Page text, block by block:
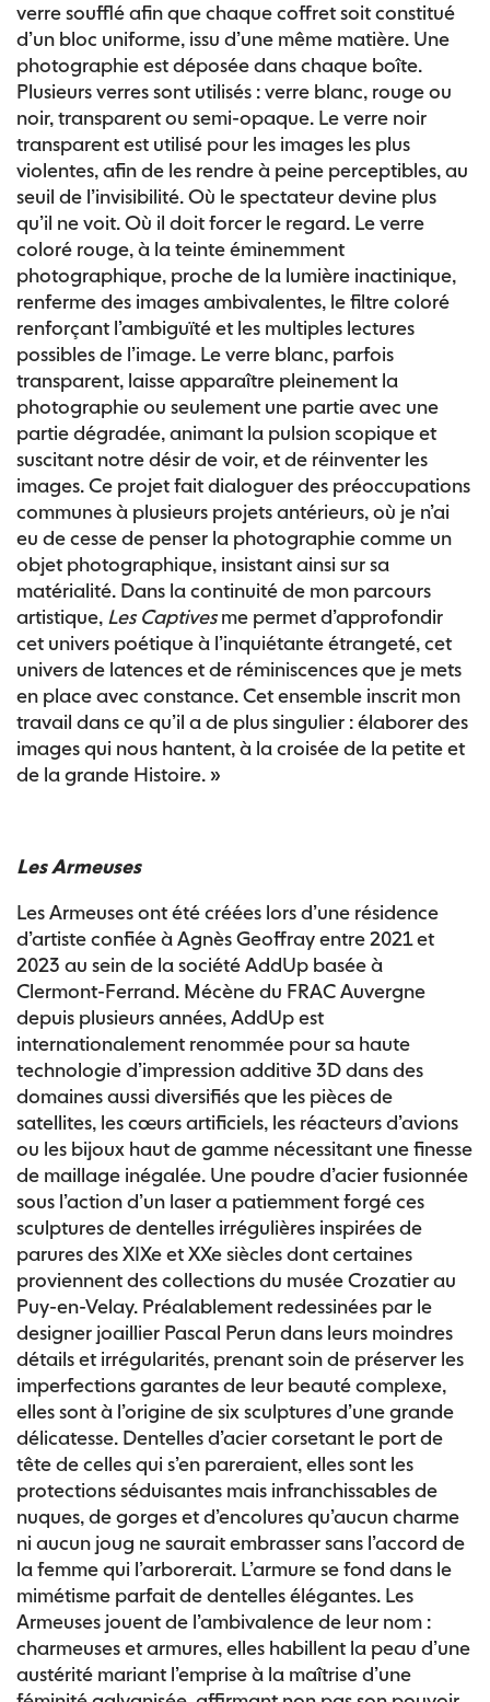
verre soufflé afin que chaque coffret soit constitué
d’un bloc uniforme, issu d’une même matière. Une
photographie est déposée dans chaque boîte.
Plusieurs verres sont utilisés : verre blanc, rouge ou
noir, transparent ou semi-opaque. Le verre noir
transparent est utilisé pour les images les plus
violentes, afin de les rendre à peine perceptibles, au
seuil de l’invisibilité. Où le spectateur devine plus
qu’il ne voit. Où il doit forcer le regard. Le verre
coloré rouge, à la teinte éminemment
photographique, proche de la lumière inactinique,
renferme des images ambivalentes, le filtre coloré
renforçant l’ambiguïté et les multiples lectures
possibles de l’image. Le verre blanc, parfois
transparent, laisse apparaître pleinement la
photographie ou seulement une partie avec une
partie dégradée, animant la pulsion scopique et
suscitant notre désir de voir, et de réinventer les
images. Ce projet fait dialoguer des préoccupations
communes à plusieurs projets antérieurs, où je n’ai
eu de cesse de penser la photographie comme un
objet photographique, insistant ainsi sur sa
matérialité. Dans la continuité de mon parcours
artistique, Les Captivesme permet d’approfondir
cet univers poétique à l’inquiétante étrangeté, cet
univers de latences et de réminiscences que je mets
en place avec constance. Cet ensemble inscrit mon
travail dans ce qu’il a de plus singulier : élaborer des
images qui nous hantent, à la croisée de la petite et
de la grande Histoire. »
Les Armeuses
Les Armeuses ont été créées lors d’une résidence
d’artiste confiée à Agnès Geoffray entre 2021 et
2023 au sein de la société AddUp basée à
Clermont-Ferrand. Mécène du FRAC Auvergne
depuis plusieurs années, AddUp est
internationalement renommée pour sa haute
technologie d’impression additive 3D dans des
domaines aussi diversifiés que les pièces de
satellites, les cœurs artificiels, les réacteurs d’avions
ou les bijoux haut de gamme nécessitant une finesse
de maillage inégalée. Une poudre d’acier fusionnée
sous l’action d’un laser a patiemment forgé ces
sculptures de dentelles irrégulières inspirées de
parures des XIXe et XXe siècles dont certaines
proviennent des collections du musée Crozatier au
Puy-en-Velay. Préalablement redessinées par le
designer joaillier Pascal Perun dans leurs moindres
détails et irrégularités, prenant soin de préserver les
imperfections garantes de leur beauté complexe,
elles sont à l’origine de six sculptures d’une grande
délicatesse. Dentelles d’acier corsetant le port de
tête de celles qui s’en pareraient, elles sont les
protections séduisantes mais infranchissables de
nuques, de gorges et d’encolures qu’aucun charme
ni aucun joug ne saurait embrasser sans l’accord de
la femme qui l’arborerait. L’armure se fond dans le
mimétisme parfait de dentelles élégantes. Les
Armeuses jouent de l’ambivalence de leur nom :
charmeuses et armures, elles habillent la peau d’une
austérité mariant l’emprise à la maîtrise d’une